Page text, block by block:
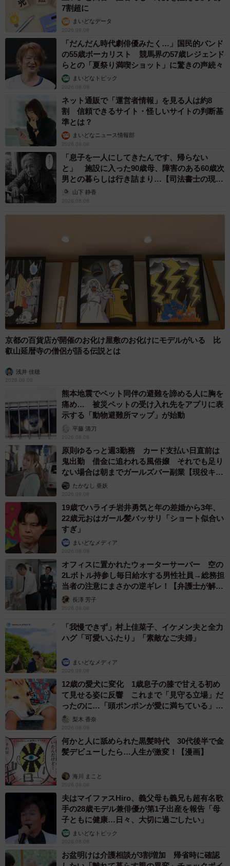
7割超に
まいどなデータ
2026.08.08
「だんだん時代劇俳優みたく…」国民的バンド
の55歳ボーカリスト 競馬界の57歳レジェンド
らとの「夏祭り満喫ショット」に驚きの声続々
まいどなトピック
2026.08.08
ネット通販で「運営者情報」を見る人は約8
割 信頼できるサイト・怪しいサイトの判断基
準とは？
まいどなニュース情報部
2026.08.08
「息子を一人にしてきたんです、帰らない
と」 施設に入った90歳母、障害のある60歳次
男との暮らしは行き詰まり…【司法書士の現場
から】山下 静香
2026.08.08
京都の百貨店が開催のお化け屋敷のお化けにモデルがいる 比
叡山延暦寺の僧侶が語る伝説とは
浅井 佳穂
2026.08.08
熊本地震でペット同伴の避難を諦める人に胸を
痛め… 被災ペットの受け入れ先をアプリに表
示する「動物避難所マップ」が始動
平藤 清刀
2026.08.08
原則ゆるっと週3勤務 カード支払い日直前は
鬼出勤 借金に追われる風俗嬢 それでも足り
ない場合は朝までガールズバー副業【現役キャ
ストに取材】
たかなし 亜妖
2026.08.08
19歳でハライチ岩井勇気と年の差婚から3年、
22歳元おはガール髪バッサリ「ショート似合い
すぎ」
まいどなメディア
2026.08.08
オフィスに置かれたウォーターサーバー 空の
2Lボトル持参し毎日給水する男性社員→総務担
当者の注意にまさかの逆ギレ！【弁護士が解
説】長澤 芳子
2026.08.08
「我慢できず」村上佳菜子、イケメン夫と全力
ハグ「可愛いふたり」「素敵なご夫婦」
まいどなメディア
2026.08.08
12歳の愛犬に変化 1歳息子の膝で甘える初め
て見せる姿に反響 これまで「見守る立場」だ
ったのに…「頭ポンポンが愛に満ちている」
「尊…」
梨木 香奈
2026.08.08
何かと人に舐められた黒髪時代 30代後半で金
髪デビューしたら…人生が激変！【漫画】
海川 まこと
2026.08.08
夫はマイファスHiro、義父母も義兄も超有名歌
手の28歳モデル兼俳優が第1子出産を報告「母
子ともに健康…日々、大切に過ごしたい」
まいどなトピック
2026.08.08
お盆明けは介護相談が3割増加 帰省時に確認